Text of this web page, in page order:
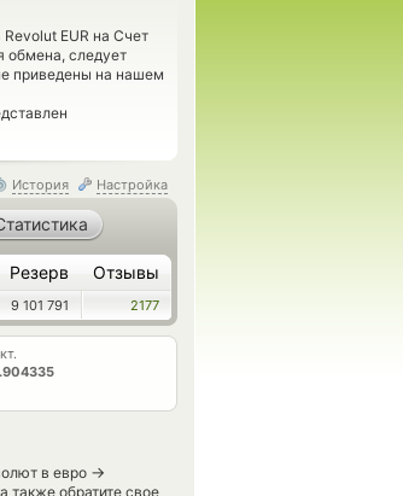
EUR на Счет
обмена, следует
приведены на нашем
История Настройка
Резерв Отзывы
9 101 791 2177
в евро →
обратите свое